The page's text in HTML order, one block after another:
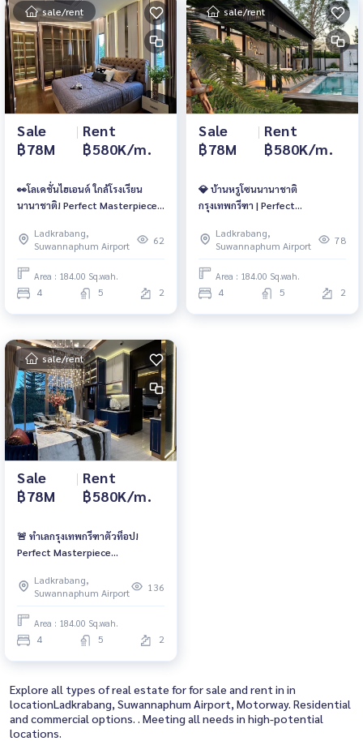
sale/rent
Sale
฿78M
| Rent
฿580K/m.
👀โลเคชั่นไฮเอนด์ ใกล้โรงเรียน
นานาชาติ! Perfect Masterpiece
061-6161426 / 065-4496399 | 🆔
@whitesand
Ladkrabang,
Suwannaphum Airport
62
Area : 184.00 Sq.wah.
4 5 2
sale/rent
Sale
฿78M
| Rent
฿580K/m.
💎 บ้านหรูโซนนานาชาติ
กรุงเทพกรีฑา | Perfect
580,000/เดือน 📱 061-6161426 /
065-4496399 | 🆔@whitesand
Ladkrabang,
Suwannaphum Airport
78
Area : 184.00 Sq.wah.
4 5 2
sale/rent
Sale
฿78M
| Rent
฿580K/m.
🚨 ทำเลกรุงเทพกรีฑาตัวท็อป!
Perfect Masterpiece
เดือน 📱 061-6161426 / 065-
4496399 | 🆔 @whitesand
Ladkrabang,
Suwannaphum Airport
136
Area : 184.00 Sq.wah.
4 5 2
Explore all types of real estate for for sale and rent in in
locationLadkrabang, Suwannaphum Airport, Motorway. Residential
and commercial options. . Meeting all needs in high-potential
locations.